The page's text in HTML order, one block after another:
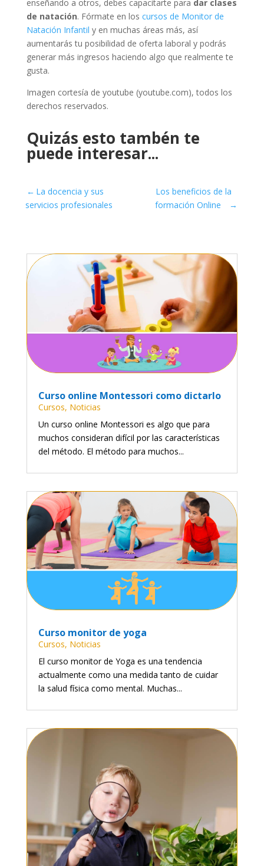
enseñando a otros, debes capacitarte para dar clases
de natación. Fórmate en los cursos de Monitor de
Natación Infantil y en muchas áreas más, así
aumentarás tu posibilidad de oferta laboral y podrás
generar más ingresos haciendo algo que realmente te
gusta.
Imagen cortesía de youtube (youtube.com), todos los
derechos reservados.
Quizás esto tambén te
puede interesar...
←La docencia y sus
servicios profesionales
Los beneficios de la
formación Online
→
Curso online Montessori como dictarlo
Cursos, Noticias
Un curso online Montessori es algo que para
muchos consideran difícil por las características
del método. El método para muchos...
Curso monitor de yoga
Cursos, Noticias
El curso monitor de Yoga es una tendencia
actualmente como una medida tanto de cuidar
la salud física como mental. Muchas...